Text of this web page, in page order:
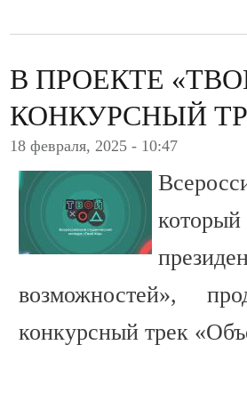
В ПРОЕКТЕ
КОНКУРСНЫЙ
18 февраля, 2025 - 10:47
возможностей»,
конкурсный трек